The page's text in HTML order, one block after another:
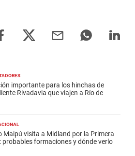
importante para los hinchas de
Rivadavia que viajen a Río de
Maipú visita a Midland por la Primera
probables formaciones y dónde verlo